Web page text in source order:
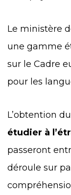
Le ministère
une gamme
sur le Cadre
pour les
L’obtention
étudier à
passeront
déroule sur